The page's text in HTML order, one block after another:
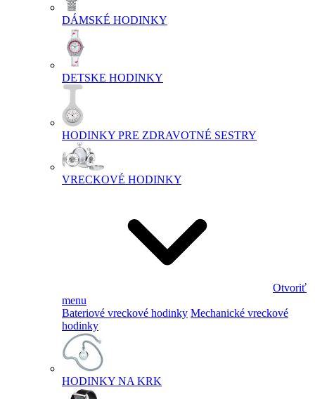
DÁMSKÉ HODINKY
DETSKE HODINKY
HODINKY PRE ZDRAVOTNÉ SESTRY
VRECKOVÉ HODINKY
Otvoriť
menu
Bateriové vreckové hodinky Mechanické vreckové
hodinky
HODINKY NA KRK